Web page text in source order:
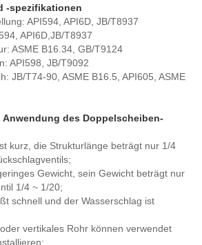
-spezifikationen
API594, API6D, JB/T8937
API6D,JB/T8937
ASME B16.34, GB/T9124
API598, JB/T9092
JB/T74-90, ASME B16.5, API605, ASME
des Doppelscheiben-
kurz, die Strukturlänge beträgt nur 1/4
Gewicht, sein Gewicht beträgt nur
1/4 ~ 1/20;
schnell und der Wasserschlag ist
vertikales Rohr können verwendet